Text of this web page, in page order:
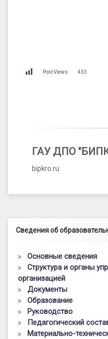
Post Views: 433
ГАУ ДПО
bipkro.ru
Левый сайдбар
Сведения об
Основные сведения
Структура и органы
организацией
Документы
Образование
Руководство
Педагогический
Материально-